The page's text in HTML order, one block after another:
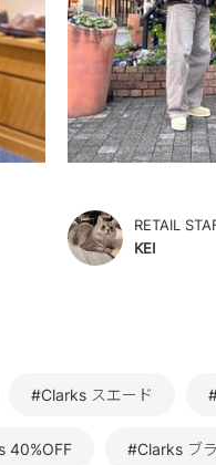
RETAIL
KEI
#Clarks スエード
40%OFF #Clarks ブ